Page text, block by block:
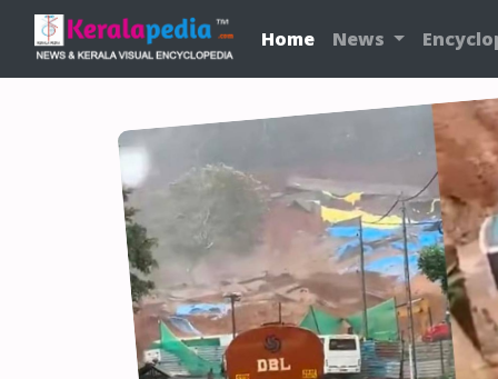
Home News